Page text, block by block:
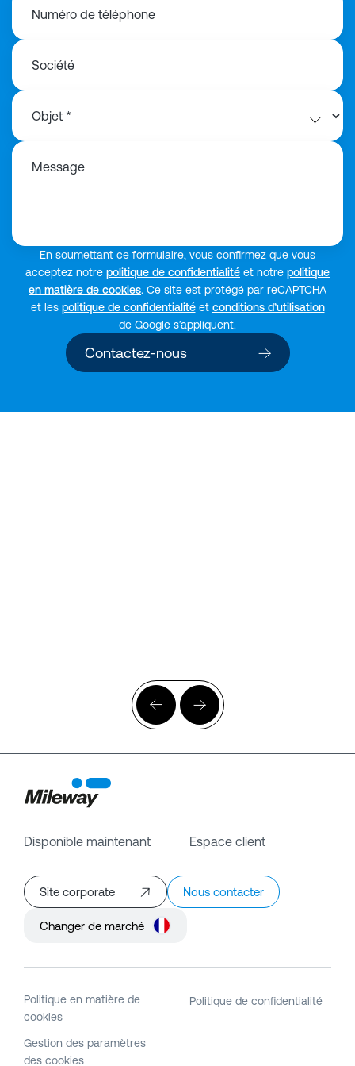
Numéro de téléphone
Société
Message
En soumettant ce formulaire, vous confirmez que vous
acceptez notre politique de confidentialité et notre politique
en matière de cookies. Ce site est protégé par reCAPTCHA
et les politique de confidentialitéet conditions d’utilisation
de Google s’appliquent.
Contactez-nous
Disponible maintenant Espace client
Site corporate Nous contacter
Changer de marché
Politique en matière de
cookies
Politique de confidentialité
Gestion des paramètres
des cookies